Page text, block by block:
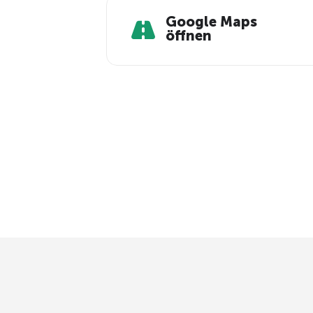
Google Maps
öffnen